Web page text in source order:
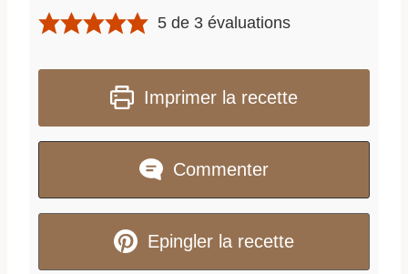
5 de 3 évaluations
Imprimer la recette
Commenter
Epingler la recette